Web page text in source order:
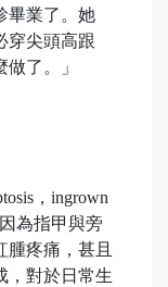
畢業了。她
穿尖頭高跟
做了。」
，ingrown
為指甲與旁
疼痛，甚且
，對於日常生